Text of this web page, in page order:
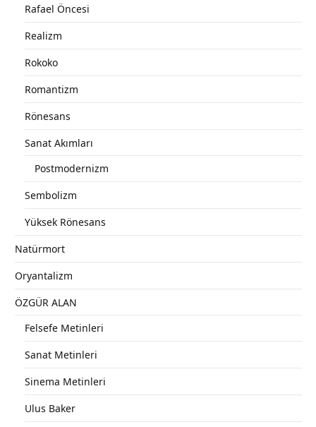
Rafael Öncesi
Realizm
Rokoko
Romantizm
Rönesans
Sanat Akımları
Postmodernizm
Sembolizm
Yüksek Rönesans
Natürmort
Oryantalizm
ÖZGÜR ALAN
Felsefe Metinleri
Sanat Metinleri
Sinema Metinleri
Ulus Baker